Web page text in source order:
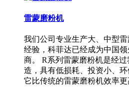
雷蒙磨粉机
我们公司专业生产大、中型
经验，科菲达已经成为中国
商。 R系列雷蒙磨粉机是经
造，具有低损耗、投资小、环
它比传统的雷蒙磨粉机效率更